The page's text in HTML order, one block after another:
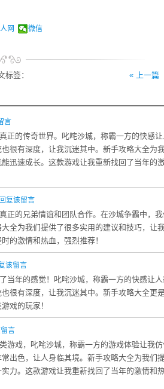
网 微信
« 上一篇
签：
言
正的传奇世界。叱咤沙城，称霸一方的快感
很有深度，让我沉迷其中。新手攻略大全为
迅速成长。这款游戏让我重新找回了当年的
回复该留言
正的兄弟情谊和团队合作。在沙城争霸中，
全为我们提供了很多实用的建议和技巧，让
的激情和热血，强烈推荐！
该留言
当年的感觉！叱咤沙城，称霸一方的快感让
很有深度，让我沉迷其中。新手攻略大全更
戏的玩家！
言
游戏，叱咤沙城，称霸一方的游戏体验让我
出色，让人身临其境。新手攻略大全为我们
力。这款游戏让我重新找回了当年的激情和